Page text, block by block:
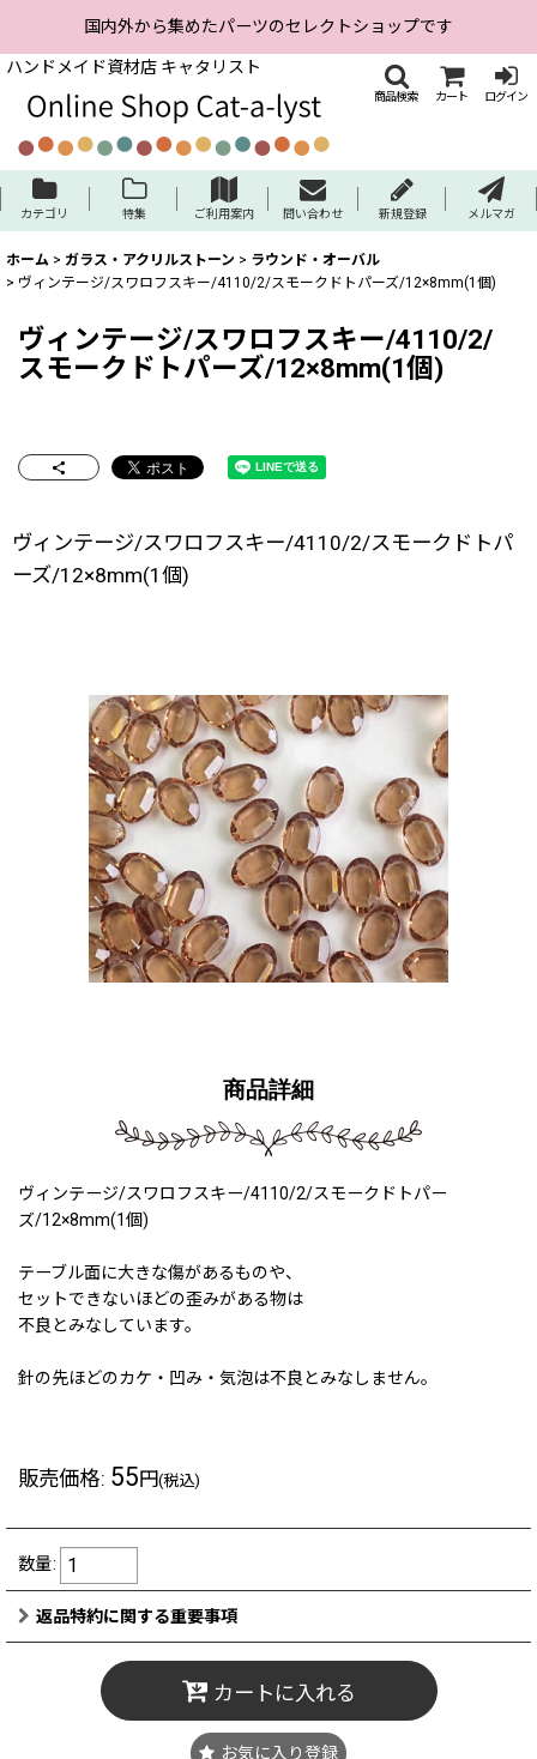
国内外から集めたパーツのセレクトショップです
ハンドメイド資材店 キャタリスト
商品検索 カート ログイン
カテゴリ 特集 ご利用案内 問い合わせ 新規登録 メルマガ
ホーム > ガラス・アクリルストーン > ラウンド・オーバル
> ヴィンテージ/スワロフスキー/4110/2/スモークドトパーズ/12×8mm(1個)
ヴィンテージ/スワロフスキー/4110/2/
スモークドトパーズ/12×8mm(1個)
ヴィンテージ/スワロフスキー/4110/2/スモークドトパ
ーズ/12×8mm(1個)
商品詳細
ヴィンテージ/スワロフスキー/4110/2/スモークドトパー
ズ/12×8mm(1個)
テーブル面に大きな傷があるものや、
セットできないほどの歪みがある物は
不良とみなしています。
針の先ほどのカケ・凹み・気泡は不良とみなしません。
販売価格: 55円(税込)
数量:
返品特約に関する重要事項
カートに入れる
お気に入り登録